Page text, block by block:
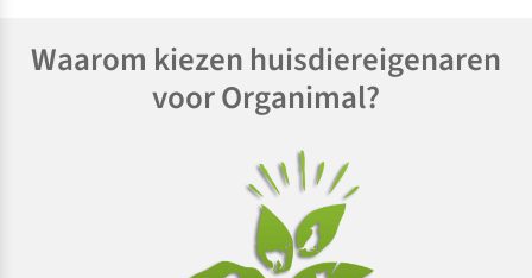
Waarom kiezen huisdiereigenaren
voor Organimal?